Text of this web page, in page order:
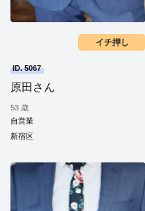
イチ押し
ID. 5067
原田さん
53 歳
自営業
新宿区